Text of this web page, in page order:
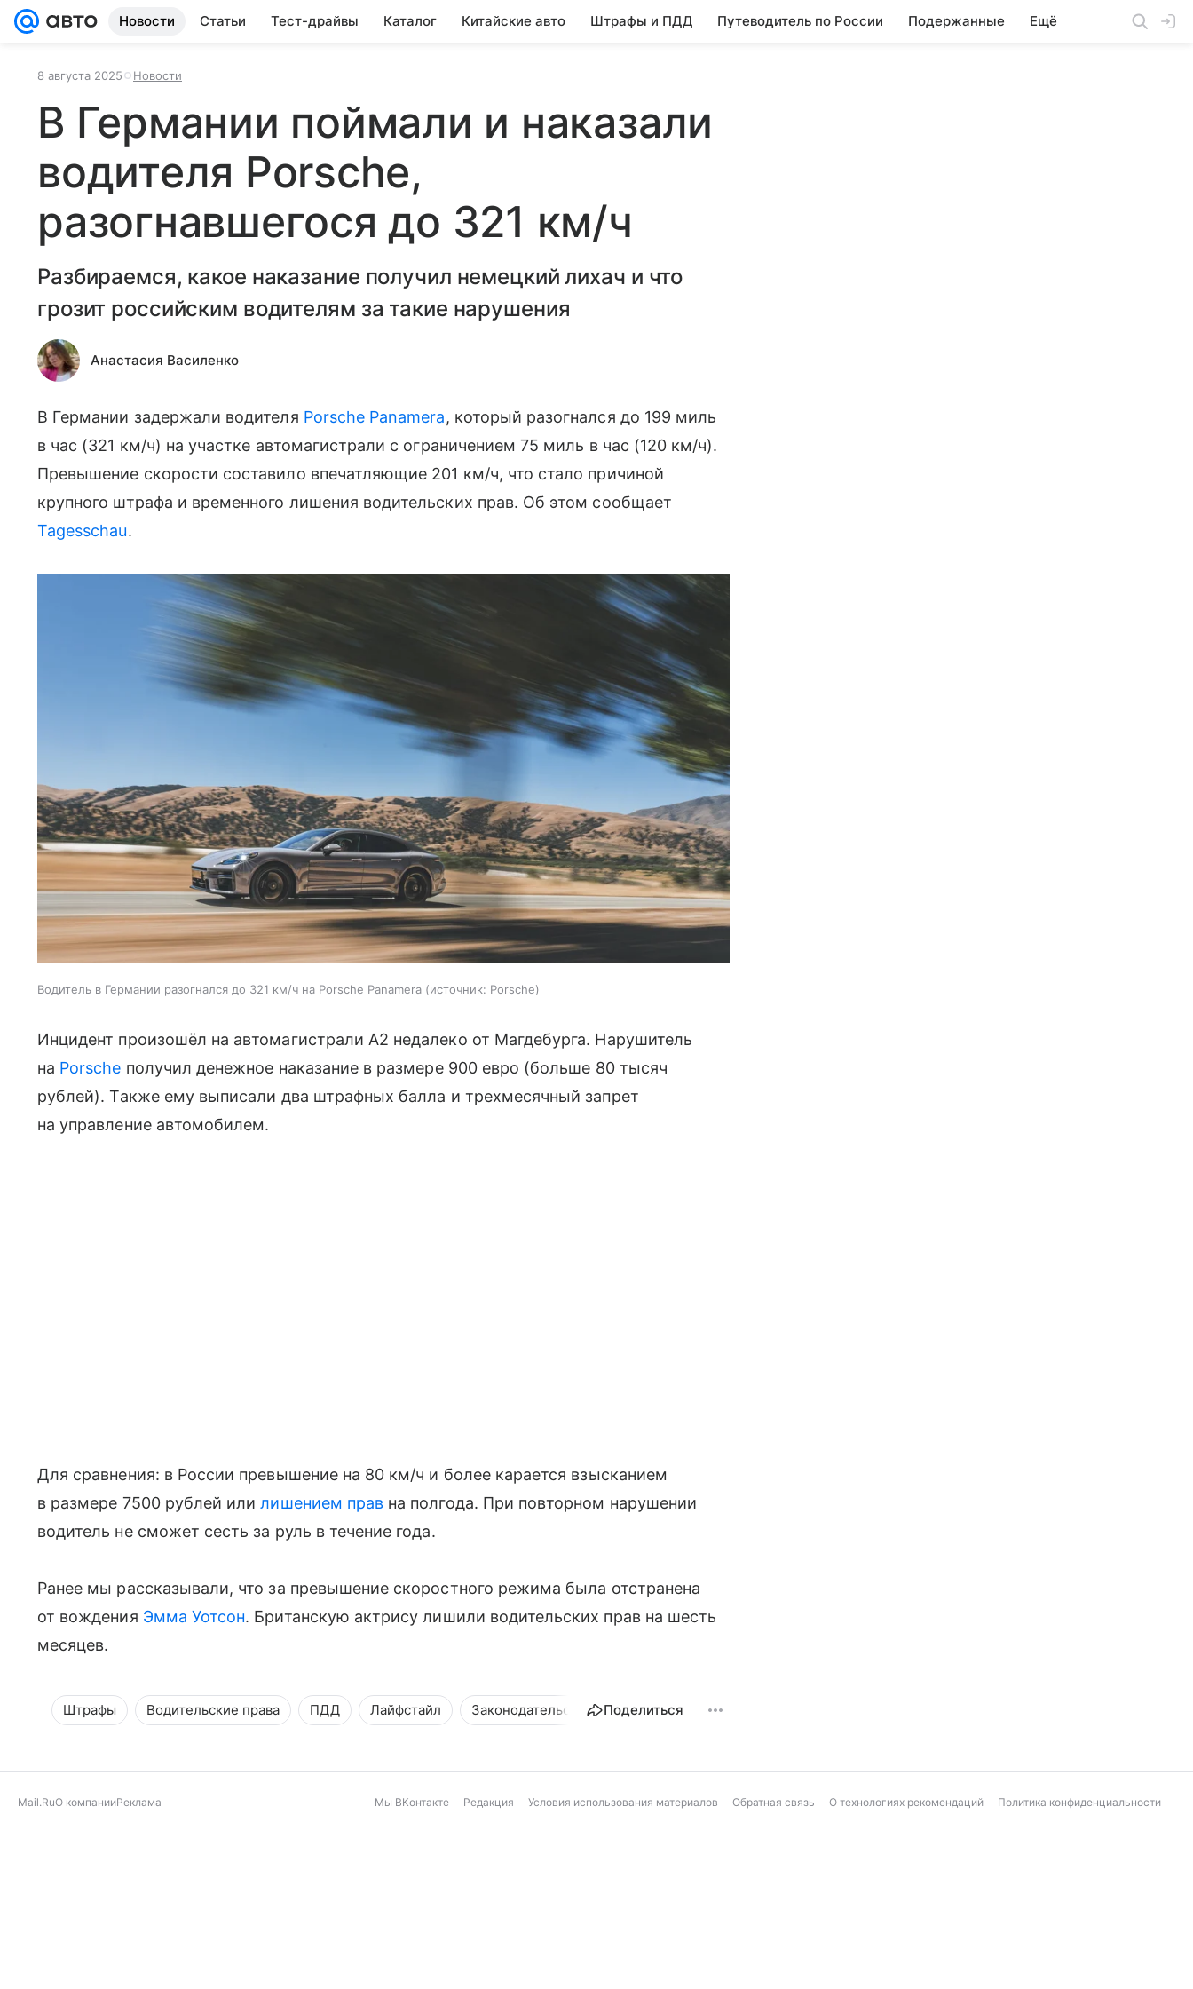
Новости Статьи Тест-драйвы Каталог Китайские авто Штрафы и ПДД Путеводитель по России Подержанные Ещё
8 августа 2025 Новости
В Германии поймали и наказали
водителя Porsche,
разогнавшегося до 321 км/ч
Разбираемся, какое наказание получил немецкий лихач и что
грозит российским водителям за такие нарушения
Анастасия Василенко
В Германии задержали водителя Porsche Panamera, который разогнался до 199 миль
в час (321 км/ч) на участке автомагистрали с ограничением 75 миль в час (120 км/ч).
Превышение скорости составило впечатляющие 201 км/ч, что стало причиной
крупного штрафа и временного лишения водительских прав. Об этом сообщает
Tagesschau.
Водитель в Германии разогнался до 321 км/ч на Porsche Panamera источник: Porsche
Инцидент произошёл на автомагистрали А2 недалеко от Магдебурга. Нарушитель
на Porsche получил денежное наказание в размере 900 евро (больше 80 тысяч
рублей). Также ему выписали два штрафных балла и трехмесячный запрет
на управление автомобилем.
Для сравнения: в России превышение на 80 км/ч и более карается взысканием
в размере 7500 рублей илилишением прав на полгода. При повторном нарушении
водитель не сможет сесть за руль в течение года.
Ранее мы рассказывали, что за превышение скоростного режима была отстранена
от вождения Эмма Уотсон. Британскую актрису лишили водительских прав на шесть
месяцев.
Штрафы Водительские права ПДД Лайфстайл Законодательство Поделиться
Mail.RuО компанииРеклама Мы ВКонтакте Редакция Условия использования материалов Обратная связь О технологиях рекомендаций Политика конфиденциальности